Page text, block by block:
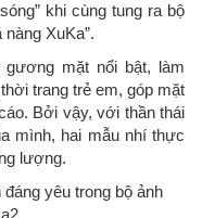
khi cùng tung ra bộ
XuKa”.
mặt nổi bật, làm
trang trẻ em, góp mặt
Bởi vậy, với thần thái
mình, hai mẫu nhí thực
lượng.